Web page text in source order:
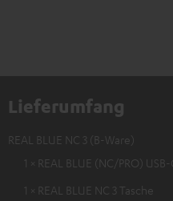
Lieferumfang
REAL BLUE NC 3 (B-Ware)
1 × REAL BLUE (NC/PRO)
1 × REAL BLUE NC 3 Tasche